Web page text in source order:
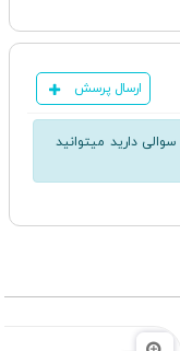
ارسال پرسش
دارید میتوانید